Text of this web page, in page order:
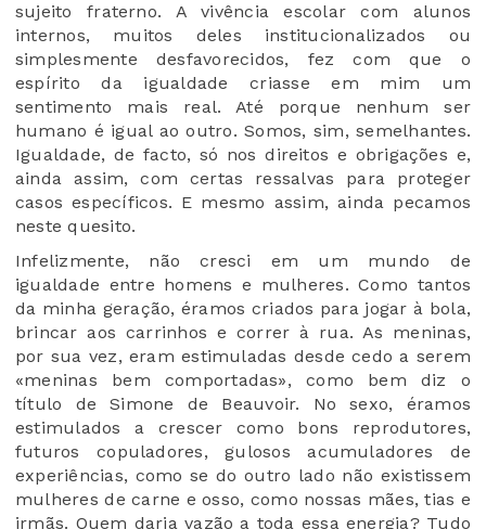
sujeito fraterno. A vivência escolar com alunos
internos, muitos deles institucionalizados ou
simplesmente desfavorecidos, fez com que o
espírito da igualdade criasse em mim um
sentimento mais real. Até porque nenhum ser
humano é igual ao outro. Somos, sim, semelhantes.
Igualdade, de facto, só nos direitos e obrigações e,
ainda assim, com certas ressalvas para proteger
casos específicos. E mesmo assim, ainda pecamos
neste quesito.
Infelizmente, não cresci em um mundo de
igualdade entre homens e mulheres. Como tantos
da minha geração, éramos criados para jogar à bola,
brincar aos carrinhos e correr à rua. As meninas,
por sua vez, eram estimuladas desde cedo a serem
«meninas bem comportadas», como bem diz o
título de Simone de Beauvoir. No sexo, éramos
estimulados a crescer como bons reprodutores,
futuros copuladores, gulosos acumuladores de
experiências, como se do outro lado não existissem
mulheres de carne e osso, como nossas mães, tias e
irmãs. Quem daria vazão a toda essa energia? Tudo